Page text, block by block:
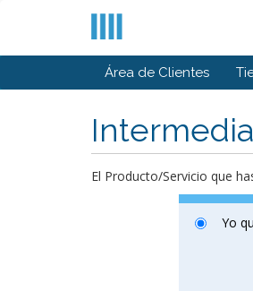
Área de Clientes
El Producto/Servicio que
Yo